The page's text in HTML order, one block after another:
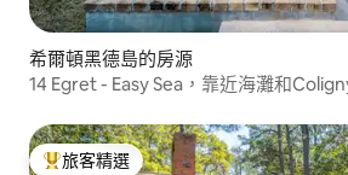
希爾頓黑德島的房源
14 Egret - Easy Sea，靠近海灘和
旅客精選